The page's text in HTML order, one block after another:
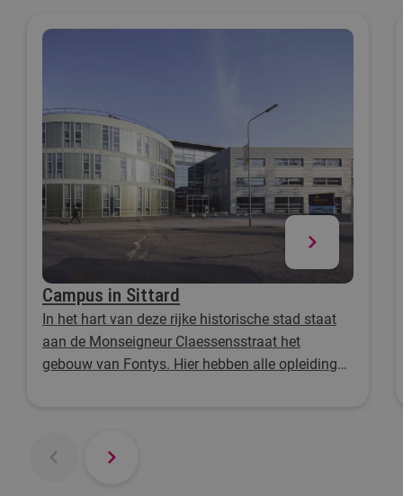
Campus in Sittard
In het hart van deze rijke historische stad staat
aan de Monseigneur Claessensstraat het
gebouw van Fontys. Hier hebben alle opleiding